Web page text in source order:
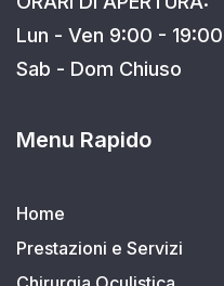
Lun - Ven 9:00 - 19:00
Sab - Dom Chiuso
Menu Rapido
Home
Prestazioni e Servizi